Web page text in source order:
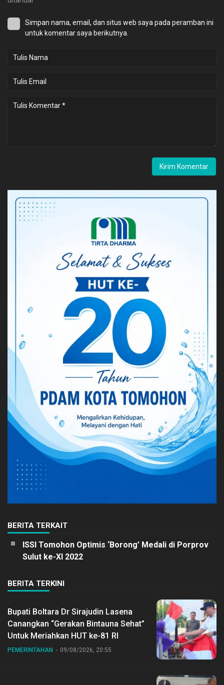
Simpan nama, email, dan situs web saya pada peramban ini
untuk komentar saya berikutnya.
BERITA TERKAIT
ISSI Tomohon Optimis ‘Borong’ Medali di Porprov
Sulut ke-XI 2022
BERITA TERKINI
Bupati Boltara Dr Sirajudin Lasena
Canangkan “Gerakan Bintauna Sehat”
Untuk Meriahkan HUT ke-81 RI
PEMERINTAHAN 09/08/2026, 20:55